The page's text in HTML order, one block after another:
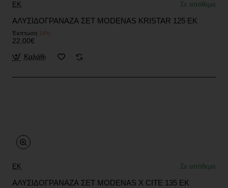
EK Σε απόθεμα
ΑΛΥΣΙΔΟΓΡΑΝΑΖΑ ΣΕΤ MODENAS KRISTAR 125 EK
Έκπτωση-14%
22,00€
Καλάθι
EK Σε απόθεμα
ΑΛΥΣΙΔΟΓΡΑΝΑΖΑ ΣΕΤ MODENAS X CITE 135 EK